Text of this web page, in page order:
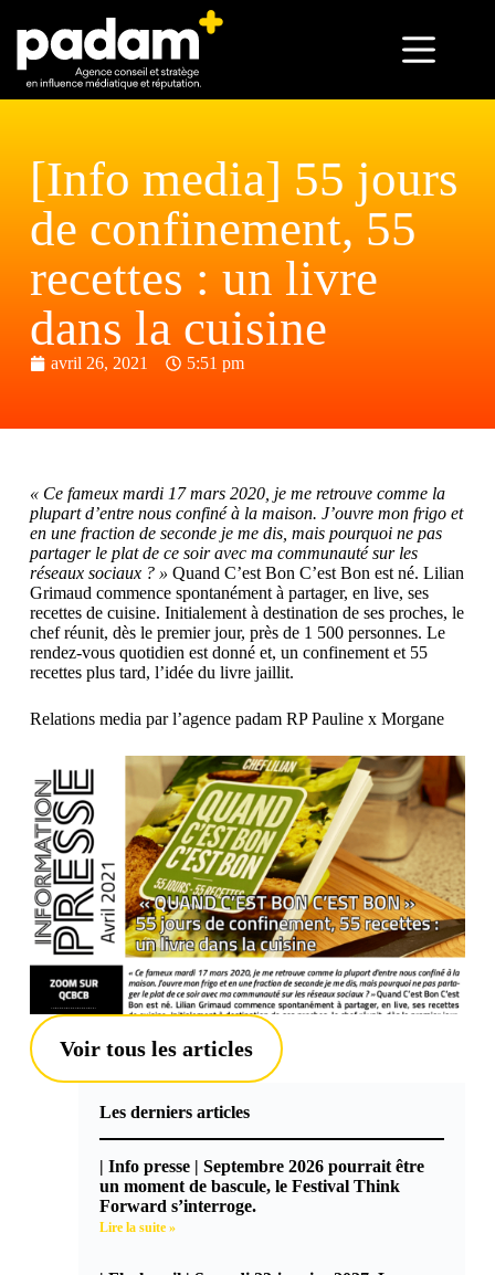
[Info media] 55 jours
de confinement, 55
recettes : un livre
dans la cuisine
avril 26, 2021 5:51 pm
« Ce fameux mardi 17 mars 2020, je me retrouve comme la
plupart d’entre nous confiné à la maison. J’ouvre mon frigo et
en une fraction de seconde je me dis, mais pourquoi ne pas
partager le plat de ce soir avec ma communauté sur les
réseaux sociaux ? » Quand C’est Bon C’est Bon est né. Lilian
Grimaud commence spontanément à partager, en live, ses
recettes de cuisine. Initialement à destination de ses proches, le
chef réunit, dès le premier jour, près de 1 500 personnes. Le
rendez-vous quotidien est donné et, un confinement et 55
recettes plus tard, l’idée du livre jaillit.
Relations media par l’agence padam RP Pauline x Morgane
Voir tous les articles
Les derniers articles
| Info presse | Septembre 2026 pourrait être
un moment de bascule, le Festival Think
Forward s’interroge.
Lire la suite »